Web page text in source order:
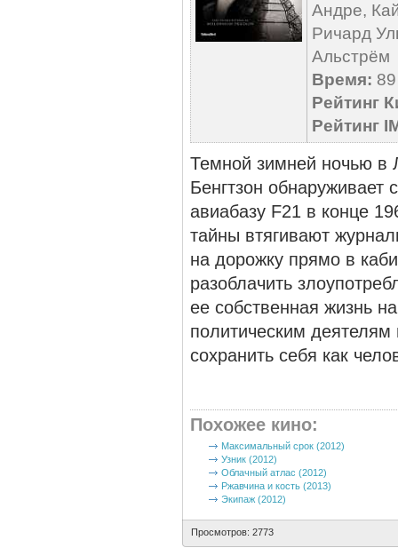
Андре,
Ричард
Альстрём
Время:
Рейтинг
Рейтинг
Темной зимней ночью в
Бенгтзон
авиабазу F21 в конце
тайны втягивают
на дорожку прямо в
разоблачить
ее собственная жизнь
политическим
сохранить себя как
Похожее кино:
Максимальный срок (2012)
Узник (2012)
Облачный атлас (2012)
Ржавчина и кость (2013)
Экипаж (2012)
Просмотров: 2773